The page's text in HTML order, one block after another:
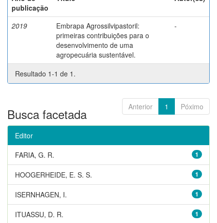
publicação
2019
Embrapa Agrossilvipastoril:
primeiras contribuições para o
desenvolvimento de uma
agropecuária sustentável.
-
Resultado 1-1 de 1.
Anterior 1 Póximo
Busca facetada
Editor
1
FARIA, G. R.
1
HOOGERHEIDE, E. S. S.
1
ISERNHAGEN, I.
1
ITUASSU, D. R.